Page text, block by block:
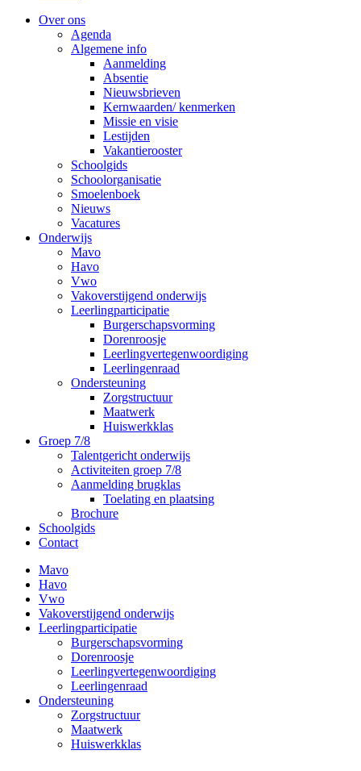
Over ons
Agenda
Algemene info
Aanmelding
Absentie
Nieuwsbrieven
Kernwaarden/ kenmerken
Missie en visie
Lestijden
Vakantierooster
Schoolgids
Schoolorganisatie
Smoelenboek
Nieuws
Vacatures
Onderwijs
Mavo
Havo
Vwo
Vakoverstijgend onderwijs
Leerlingparticipatie
Burgerschapsvorming
Dorenroosje
Leerlingvertegenwoordiging
Leerlingenraad
Ondersteuning
Zorgstructuur
Maatwerk
Huiswerkklas
Groep 7/8
Talentgericht onderwijs
Activiteiten groep 7/8
Aanmelding brugklas
Toelating en plaatsing
Brochure
Schoolgids
Contact
Mavo
Havo
Vwo
Vakoverstijgend onderwijs
Leerlingparticipatie
Burgerschapsvorming
Dorenroosje
Leerlingvertegenwoordiging
Leerlingenraad
Ondersteuning
Zorgstructuur
Maatwerk
Huiswerkklas